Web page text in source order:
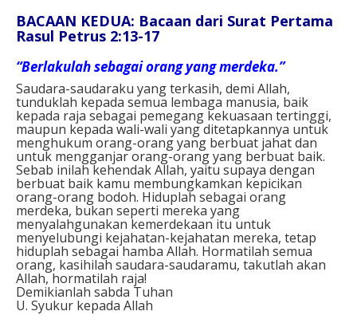
BACAAN KEDUA: Bacaan dari Surat Pertama
Rasul Petrus 2:13-17
“Berlakulah sebagai orang yang merdeka.”
Saudara-saudaraku yang terkasih, demi Allah,
tunduklah kepada semua lembaga manusia, baik
kepada raja sebagai pemegang kekuasaan tertinggi,
maupun kepada wali-wali yang ditetapkannya untuk
menghukum orang-orang yang berbuat jahat dan
untuk mengganjar orang-orang yang berbuat baik.
Sebab inilah kehendak Allah, yaitu supaya dengan
berbuat baik kamu membungkamkan kepicikan
orang-orang bodoh. Hiduplah sebagai orang
merdeka, bukan seperti mereka yang
menyalahgunakan kemerdekaan itu untuk
menyelubungi kejahatan-kejahatan mereka, tetap
hiduplah sebagai hamba Allah. Hormatilah semua
orang, kasihilah saudara-saudaramu, takutlah akan
Allah, hormatilah raja!
Demikianlah sabda Tuhan
U. Syukur kepada Allah